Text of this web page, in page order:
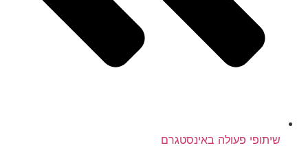
שיתופי פעולה באינסטגרם